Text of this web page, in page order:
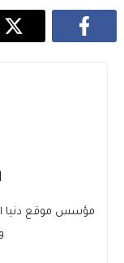
مؤسس موقع دنيا